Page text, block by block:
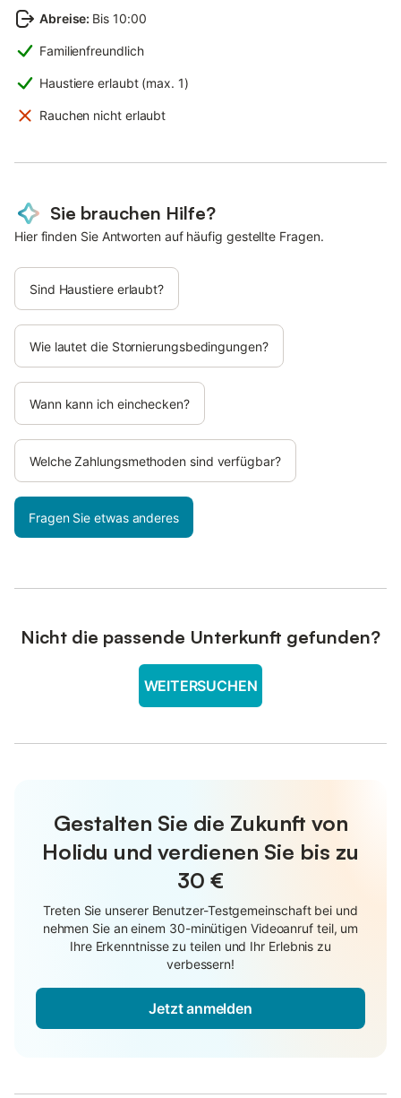
Abreise: Bis 10:00
Familienfreundlich
Haustiere erlaubt (max. 1)
Rauchen nicht erlaubt
Sie brauchen Hilfe?
Hier finden Sie Antworten auf häufig gestellte Fragen.
Sind Haustiere erlaubt?
Wie lautet die Stornierungsbedingungen?
Wann kann ich einchecken?
Welche Zahlungsmethoden sind verfügbar?
Fragen Sie etwas anderes
Nicht die passende Unterkunft gefunden?
WEITERSUCHEN
Gestalten Sie die Zukunft von
Holidu und verdienen Sie bis zu
30 €
Treten Sie unserer Benutzer-Testgemeinschaft bei und
nehmen Sie an einem 30-minütigen Videoanruf teil, um
Ihre Erkenntnisse zu teilen und Ihr Erlebnis zu
verbessern!
Jetzt anmelden